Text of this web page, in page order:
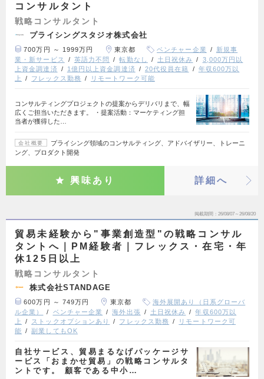
コンサルタント
戦略コンサルタント
プライシングスタジオ株式会社
700万円 ～ 1999万円 東京都 ベンチャー企業
新規事
業・新サービス
英語力不問 転勤なし 土日祝休み
3,000万円以
上資金調達済
1億円以上資金調達済 20代役員在籍
年収600万以
上
フレックス勤務 リモートワーク可能
コンサルティングプロジェクトの提案からデリバリまで、幅
広くご担当いただきます。 ・提案活動：マーケティング担
当者が獲得した…
会社概要
プライシング領域のコンサルティング、アドバイザリー、トレーニ
ング、プロダクト開発
興味あり 詳細へ
掲載期間 26/08/07～26/08/20
貿易未経験から"事業創造型"の戦略コンサル
タントへ｜PM経験者｜フレックス・在宅・年
休125日以上
戦略コンサルタント
株式会社STANDAGE
600万円 ～ 749万円 東京都
海外展開あり（日系グローバ
ル企業）
ベンチャー企業 海外出張 土日祝休み
年収600万以
上
ストックオプションあり フレックス勤務
リモートワーク可
能
副業してもOK
自社サービス、貿易まるなげパッケージサ
ービス「おまかせ貿易」の戦略コンサルタ
ントです。 顧客である中小…